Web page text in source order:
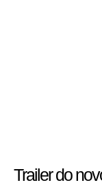
Trailer do